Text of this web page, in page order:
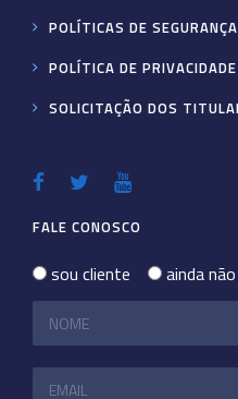
POLÍTICAS DE SEGURANÇA
POLÍTICA DE
SOLICITAÇÃO DOS
FALE CONOSCO
sou cliente ainda